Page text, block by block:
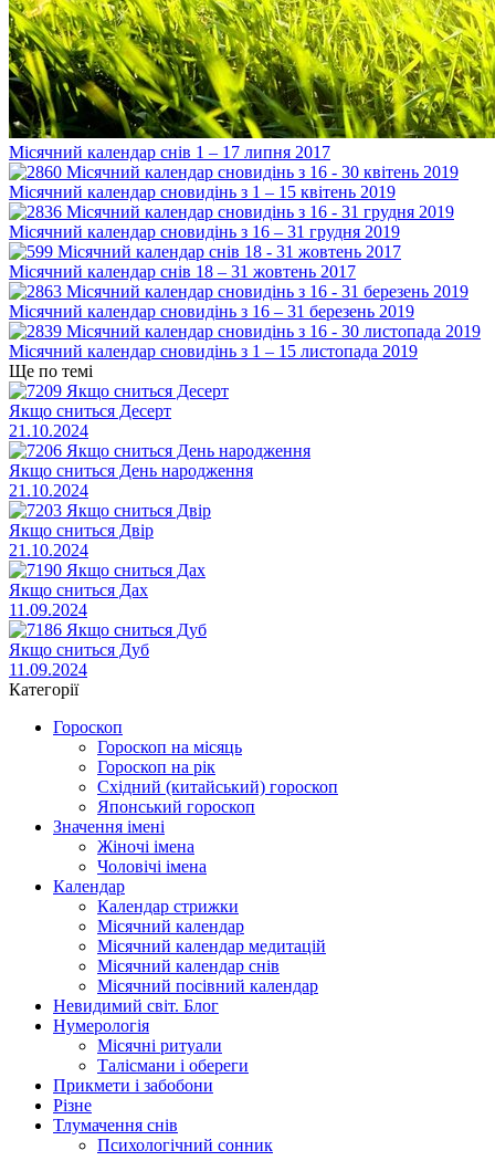
Місячний календар снів 1 – 17 липня 2017
Місячний календар сновидінь з 1 – 15 квітень 2019
Місячний календар сновидінь з 16 – 31 грудня 2019
Місячний календар снів 18 – 31 жовтень 2017
Місячний календар сновидінь з 16 – 31 березень 2019
Місячний календар сновидінь з 1 – 15 листопада 2019
Ще по темі
Якщо сниться Десерт
21.10.2024
Якщо сниться День народження
21.10.2024
Якщо сниться Двір
21.10.2024
Якщо сниться Дах
11.09.2024
Якщо сниться Дуб
11.09.2024
Категорії
Гороскоп
Гороскоп на місяць
Гороскоп на рік
Східний (китайський) гороскоп
Японський гороскоп
Значення імені
Жіночі імена
Чоловічі імена
Календар
Календар стрижки
Місячний календар
Місячний календар медитацій
Місячний календар снів
Місячний посівний календар
Невидимий світ. Блог
Нумерологія
Місячні ритуали
Талісмани і обереги
Прикмети і забобони
Різне
Тлумачення снів
Психологічний сонник